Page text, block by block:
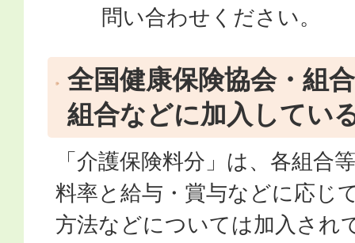
問い合わせください。
全国健康保険協会・組
組合などに加入してい
「介護保険料分」は、各組合
料率と給与・賞与などに応じ
方法などについては加入され